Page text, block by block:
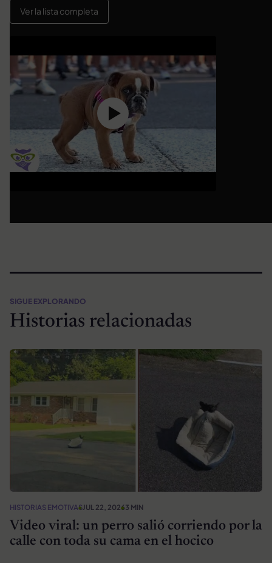
Ver la lista completa
SIGUE EXPLORANDO
Historias relacionadas
HISTORIAS EMOTIVASJUL 22, 20263 MIN
Video viral: un perro salió corriendo por la
calle con toda su cama en el hocico